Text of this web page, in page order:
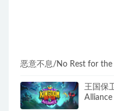
恶意不息/No Rest for the
王国保
Alliance